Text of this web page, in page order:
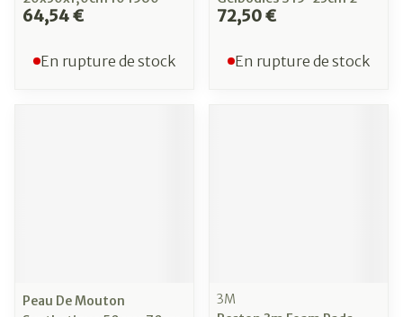
64,54 €
En rupture de stock
72,50 €
En rupture de stock
Peau De Mouton
3M